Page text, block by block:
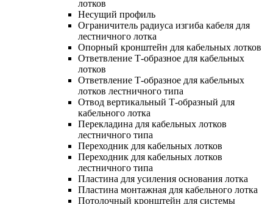
лотков
Несущий профиль
Ограничитель радиуса изгиба кабеля для
лестничного лотка
Опорный кронштейн для кабельных лотков
Ответвление Т-образное для кабельных
лотков
Ответвление Т-образное для кабельных
лотков лестничного типа
Отвод вертикальный Т-образный для
кабельного лотка
Перекладина для кабельных лотков
лестничного типа
Переходник для кабельных лотков
Переходник для кабельных лотков
лестничного типа
Пластина для усиления основания лотка
Пластина монтажная для кабельного лотка
Потолочный кронштейн для системы